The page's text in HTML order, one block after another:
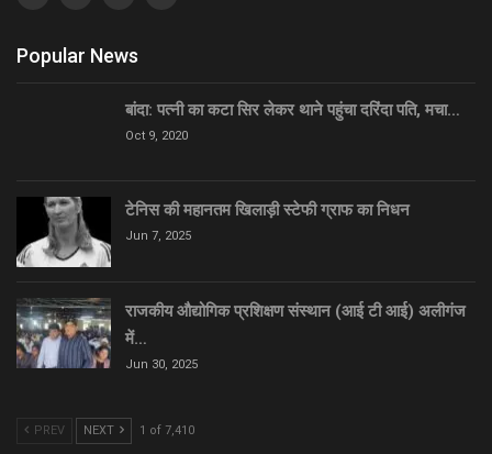
Popular News
बांदा: पत्नी का कटा सिर लेकर थाने पहुंचा दरिंदा पति, मचा…
Oct 9, 2020
टेनिस की महानतम खिलाड़ी स्टेफी ग्राफ का निधन
Jun 7, 2025
राजकीय औद्योगिक प्रशिक्षण संस्थान (आई टी आई) अलीगंज
में…
Jun 30, 2025
PREV NEXT 1 of 7,410